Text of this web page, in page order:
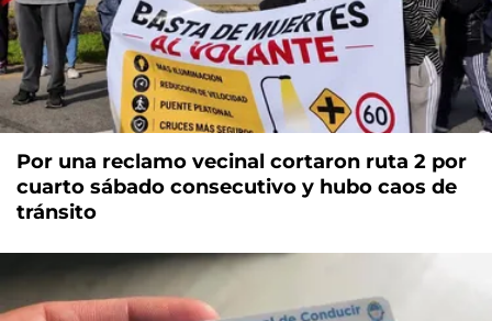
Por una reclamo vecinal cortaron ruta 2 por
cuarto sábado consecutivo y hubo caos de
tránsito